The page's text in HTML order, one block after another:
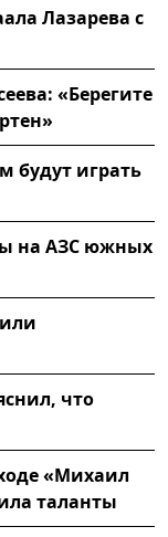
Лазарева с
«Берегите
будут играть
на АЗС южных
что
«Михаил
таланты